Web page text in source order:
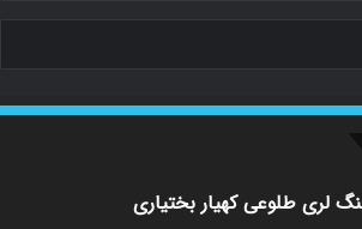
لری طلوعی کهیار بختیاری